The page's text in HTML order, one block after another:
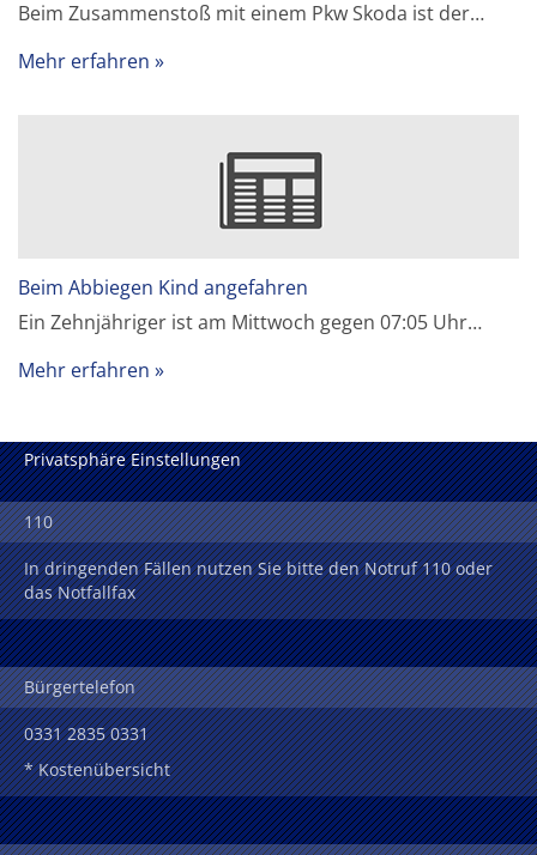
Beim Zusammenstoß mit einem Pkw Skoda ist der…
Mehr erfahren
Beim Abbiegen Kind angefahren
Ein Zehnjähriger ist am Mittwoch gegen 07:05 Uhr…
Mehr erfahren
Privatsphäre Einstellungen
110
In dringenden Fällen nutzen Sie bitte den Notruf 110 oder
das Notfallfax
Bürgertelefon
0331 2835 0331
* Kostenübersicht